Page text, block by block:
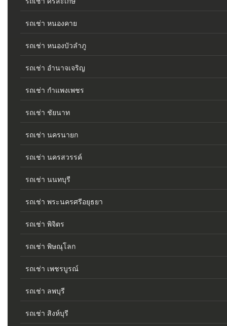
รถเช่า หนองคาย
รถเช่า หนองบัวลำภู
รถเช่า อำนาจเจริญ
รถเช่า กำแพงเพชร
รถเช่า ชัยนาท
รถเช่า นครนายก
รถเช่า นครสวรรค์
รถเช่า นนทบุรี
รถเช่า พระนครศรีอยุธยา
รถเช่า พิจิตร
รถเช่า พิษณุโลก
รถเช่า เพชรบูรณ์
รถเช่า ลพบุรี
รถเช่า สิงห์บุรี